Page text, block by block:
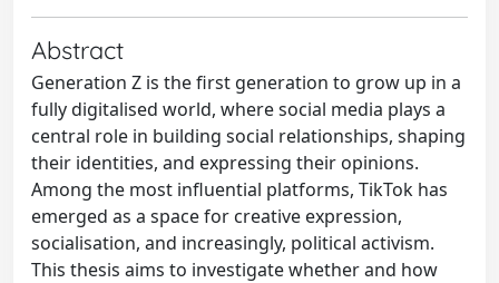
Abstract
Generation Z is the first generation to grow up in a
fully digitalised world, where social media plays a
central role in building social relationships, shaping
their identities, and expressing their opinions.
Among the most influential platforms, TikTok has
emerged as a space for creative expression,
socialisation, and increasingly, political activism.
This thesis aims to investigate whether and how